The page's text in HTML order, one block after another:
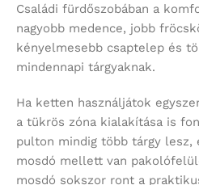
Családi fürdőszobában a
nagyobb medence, jobb
kényelmesebb csaptelep és
mindennapi tárgyaknak.
Ha ketten használjátok
a tükrös zóna kialakítása is
pulton mindig több tárgy lesz,
mosdó mellett van
mosdó sokszor ront a